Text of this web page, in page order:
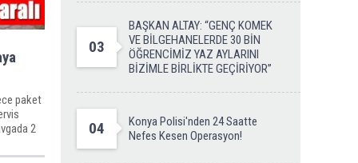
paket
2
03
BAŞKAN ALTAY: “GENÇ KOMEK
VE BİLGEHANELERDE 30 BİN
ÖĞRENCİMİZ YAZ AYLARINI
BİZİMLE BİRLİKTE GEÇİRİYOR”
04
Konya Polisi'nden 24 Saatte
Nefes Kesen Operasyon!